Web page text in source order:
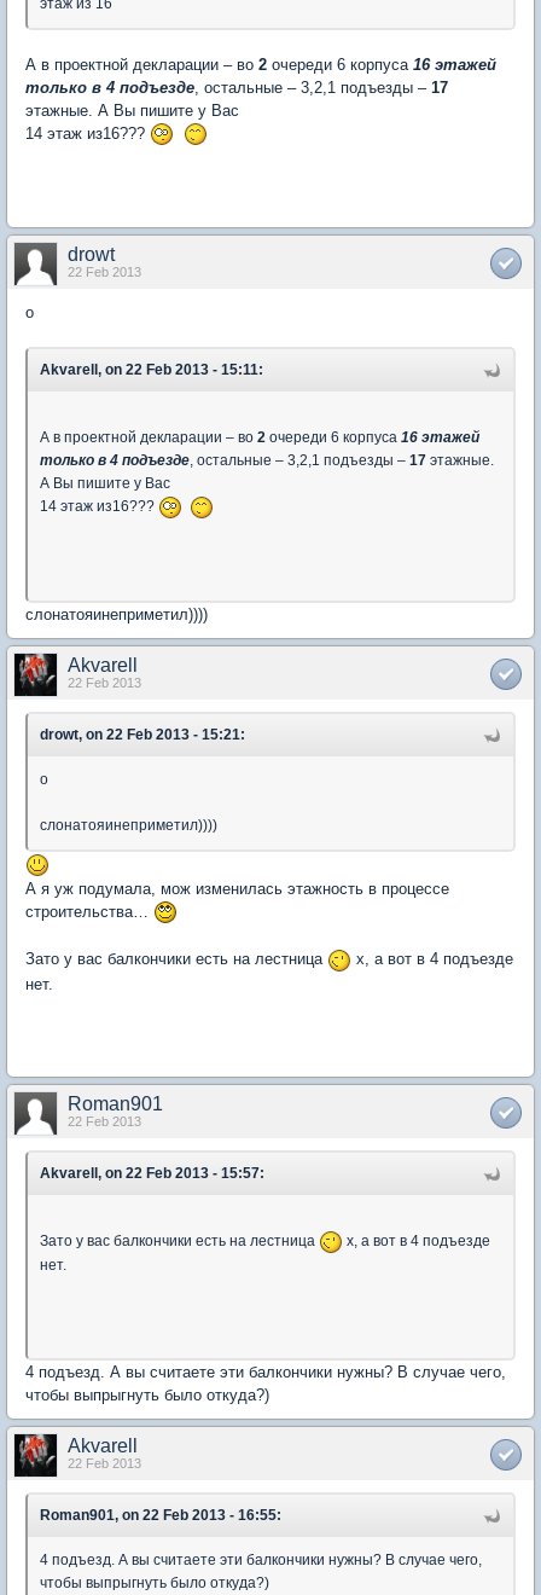
А в проектной декларации – во 2 очереди 6 корпуса 16 этажей
только в 4 подъезде , остальные – 3,2,1 подъезды – 17
этажные. А Вы пишите у Вас
14 этаж из16???
drowt
22 Feb 2013
о
Akvarell, on 22 Feb 2013 - 15:11:
А в проектной декларации – во 2 очереди 6 корпуса 16 этажей
только в 4 подъезде, остальные – 3,2,1 подъезды – 17 этажные.
А Вы пишите у Вас
14 этаж из16???
слонатояинеприметил))))
Akvarell
22 Feb 2013
drowt, on 22 Feb 2013 - 15:21:
о
слонатояинеприметил))))
А я уж подумала, мож изменилась этажность в процессе
строительства…
Зато у вас балкончики есть на лестница
х, а вот в 4 подъезде
нет.
Roman901
22 Feb 2013
Akvarell, on 22 Feb 2013 - 15:57:
Зато у вас балкончики есть на лестница
х, а вот в 4 подъезде
нет.
4 подъезд. А вы считаете эти балкончики нужны? В случае чего,
чтобы выпрыгнуть было откуда?)
Akvarell
22 Feb 2013
Roman901, on 22 Feb 2013 - 16:55:
4 подъезд. А вы считаете эти балкончики нужны? В случае чего,
чтобы выпрыгнуть было откуда?)